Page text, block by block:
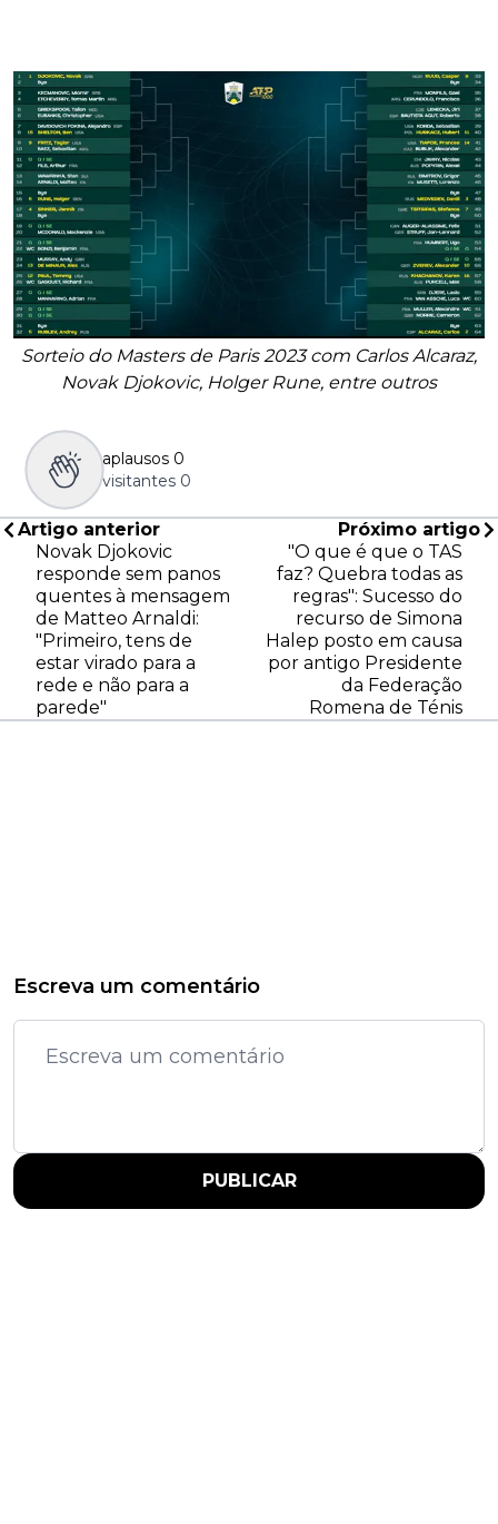
Sorteio do Masters de Paris 2023 com Carlos Alcaraz,
Novak Djokovic, Holger Rune, entre outros
aplausos 0
visitantes 0
Artigo anterior
Novak Djokovic
responde sem panos
quentes à mensagem
de Matteo Arnaldi:
"Primeiro, tens de
estar virado para a
rede e não para a
parede"
Próximo artigo
"O que é que o TAS
faz? Quebra todas as
regras": Sucesso do
recurso de Simona
Halep posto em causa
por antigo Presidente
da Federação
Romena de Ténis
Escreva um comentário
PUBLICAR